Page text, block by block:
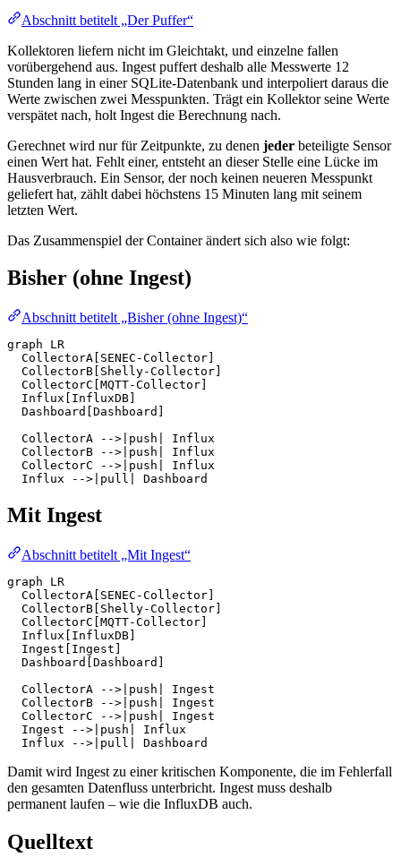
Abschnitt betitelt „Der Puffer“
Kollektoren liefern nicht im Gleichtakt, und einzelne fallen
vorübergehend aus. Ingest puffert deshalb alle Messwerte 12
Stunden lang in einer SQLite-Datenbank und interpoliert daraus die
Werte zwischen zwei Messpunkten. Trägt ein Kollektor seine Werte
verspätet nach, holt Ingest die Berechnung nach.
Gerechnet wird nur für Zeitpunkte, zu denen jeder beteiligte Sensor
einen Wert hat. Fehlt einer, entsteht an dieser Stelle eine Lücke im
Hausverbrauch. Ein Sensor, der noch keinen neueren Messpunkt
geliefert hat, zählt dabei höchstens 15 Minuten lang mit seinem
letzten Wert.
Das Zusammenspiel der Container ändert sich also wie folgt:
Bisher (ohne Ingest)
Abschnitt betitelt „Bisher (ohne Ingest)“
graph LR
  CollectorA[SENEC-Collector]
  CollectorB[Shelly-Collector]
  CollectorC[MQTT-Collector]
  Influx[InfluxDB]
  Dashboard[Dashboard]
  CollectorA -->|push| Influx
  CollectorB -->|push| Influx
  CollectorC -->|push| Influx
  Influx -->|pull| Dashboard
Mit Ingest
Abschnitt betitelt „Mit Ingest“
graph LR
  CollectorA[SENEC-Collector]
  CollectorB[Shelly-Collector]
  CollectorC[MQTT-Collector]
  Influx[InfluxDB]
  Ingest[Ingest]
  Dashboard[Dashboard]
  CollectorA -->|push| Ingest
  CollectorB -->|push| Ingest
  CollectorC -->|push| Ingest
  Ingest -->|push| Influx
  Influx -->|pull| Dashboard
Damit wird Ingest zu einer kritischen Komponente, die im Fehlerfall
den gesamten Datenfluss unterbricht. Ingest muss deshalb
permanent laufen – wie die InfluxDB auch.
Quelltext